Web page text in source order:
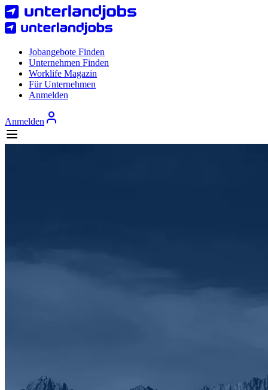
Jobangebote Finden
Unternehmen Finden
Worklife Magazin
Für Unternehmen
Anmelden
Anmelden